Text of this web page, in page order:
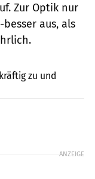
Zur Optik nur
aus, als
zu und
ANZEIGE